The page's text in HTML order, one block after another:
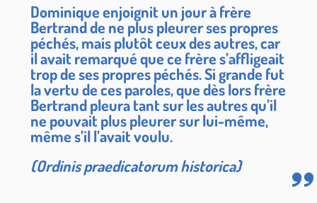
Dominique enjoignit un jour à frère
Bertrand de ne plus pleurer ses propres
péchés, mais plutôt ceux des autres, car
il avait remarqué que ce frère s’affligeait
trop de ses propres péchés. Si grande fut
la vertu de ces paroles, que dès lors frère
Bertrand pleura tant sur les autres qu’il
ne pouvait plus pleurer sur lui-même,
même s’il l’avait voulu.
(Ordinis praedicatorum historica)